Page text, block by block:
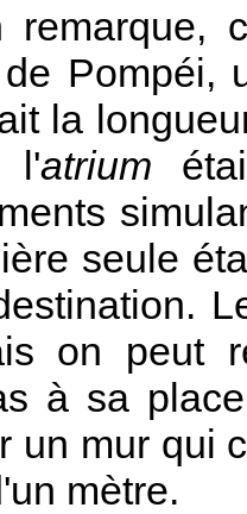
remarque,
Pompéi,
la
l'atrium
seule
on peut
à sa
un mur qui
mètre.